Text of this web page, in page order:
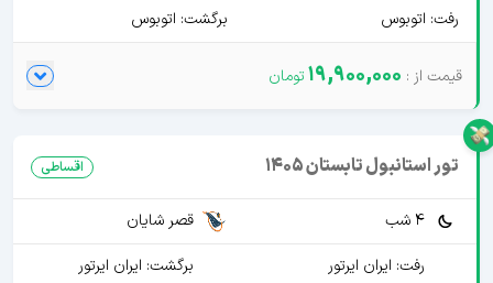
رفت: اتوبوس
برگشت: اتوبوس
19,900,000
تور استانبول تابستان 1405 اقساطی
4 شب
قصر شایان
رفت: ایران ایرتور
برگشت: ایران ایرتور